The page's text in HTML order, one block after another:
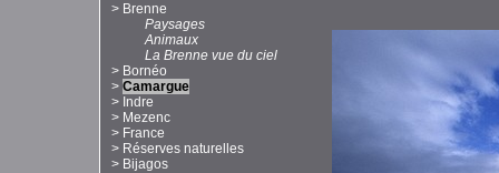
> Brenne
Paysages
Animaux
La Brenne vue du ciel
> Bornéo
> Camargue
> Indre
> Mezenc
> France
> Réserves naturelles
> Bijagos